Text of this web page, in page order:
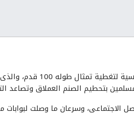
– اضطرت السلطات
بتحطيم الصنم العملاق وتصاعد
الاجتماعى، وسرعان ما وصلت